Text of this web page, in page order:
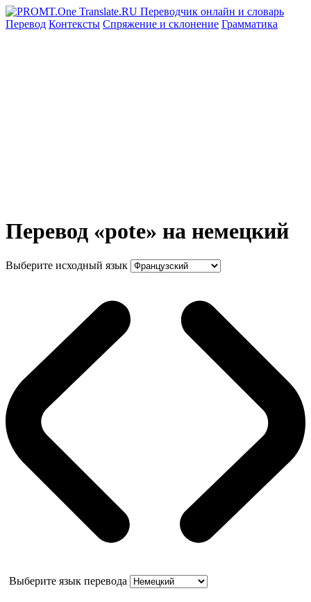
Перевод Контексты Спряжение и склонение Грамматика
Перевод «pote» на немецкий
Выберите исходный язык
Выберите язык перевода